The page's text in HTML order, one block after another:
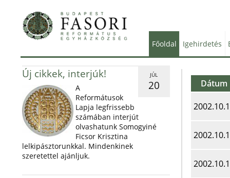
Főoldal Igehirdetés
JÚL
20
Új cikkek, interjúk!
A
Reformátusok
Lapja legfrissebb
számában interjút
olvashatunk Somogyiné
Ficsor Krisztina
lelkipásztorunkkal. Mindenkinek
szeretettel ajánljuk.
Dátum